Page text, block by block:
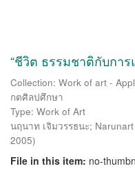
“ชีวิต ธรรมชาติกับการ
Collection: Work of art -
กตศิลปศึกษา
Type: Work of Art
นฤนาท เจิมวรรธนะ;
2005)
File in this item: no-